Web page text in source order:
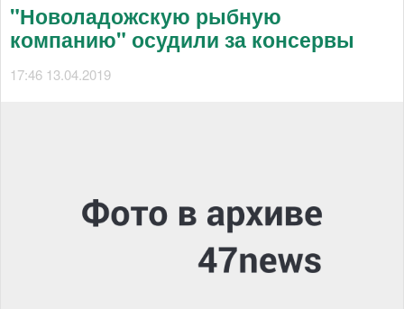
"Новоладожскую рыбную
компанию" осудили за консервы
17:46 13.04.2019